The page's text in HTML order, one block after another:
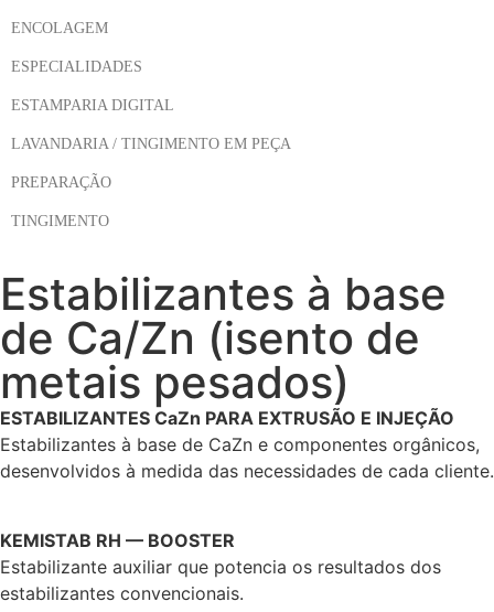
ENCOLAGEM
ESPECIALIDADES
ESTAMPARIA DIGITAL
LAVANDARIA / TINGIMENTO EM PEÇA
PREPARAÇÃO
TINGIMENTO
Estabilizantes à base
de Ca/Zn (isento de
metais pesados)
ESTABILIZANTES CaZn PARA EXTRUSÃO E INJEÇÃO
Estabilizantes à base de CaZn e componentes orgânicos,
desenvolvidos à medida das necessidades de cada cliente.
KEMISTAB RH — BOOSTER
Estabilizante auxiliar que potencia os resultados dos
estabilizantes convencionais.